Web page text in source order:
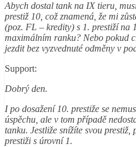
Abych dostal tank na IX tieru,
prestiž 10, což znamená, že mi
(poz. FL – kredity) s 1. prestiží na
maximálním ranku? Nebo pokud
jezdit bez vyzvednuté odměny v
Support:
Dobrý den.
I po dosažení 10. prestiže se
úspěchu, ale v tom případě
tanku. Jestliže snížíte svou
prestiži s úrovní 1.